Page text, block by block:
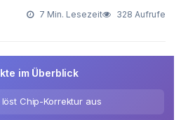
7 Min. Lesezeit 328 Aufrufe
im Überblick
Chip-Korrektur aus